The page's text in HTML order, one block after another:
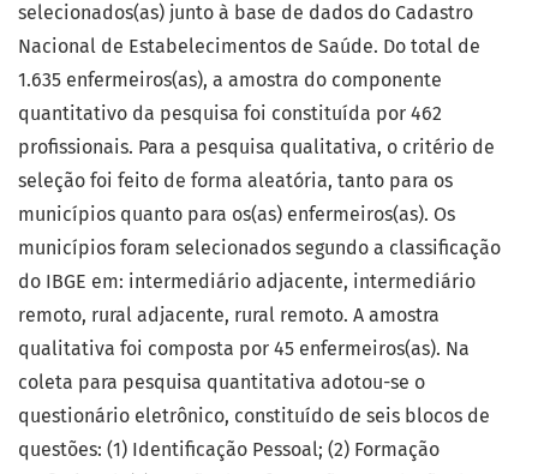
selecionados(as) junto à base de dados do Cadastro
Nacional de Estabelecimentos de Saúde. Do total de
1.635 enfermeiros(as), a amostra do componente
quantitativo da pesquisa foi constituída por 462
profissionais. Para a pesquisa qualitativa, o critério de
seleção foi feito de forma aleatória, tanto para os
municípios quanto para os(as) enfermeiros(as). Os
municípios foram selecionados segundo a classificação
do IBGE em: intermediário adjacente, intermediário
remoto, rural adjacente, rural remoto. A amostra
qualitativa foi composta por 45 enfermeiros(as). Na
coleta para pesquisa quantitativa adotou-se o
questionário eletrônico, constituído de seis blocos de
questões: (1) Identificação Pessoal; (2) Formação